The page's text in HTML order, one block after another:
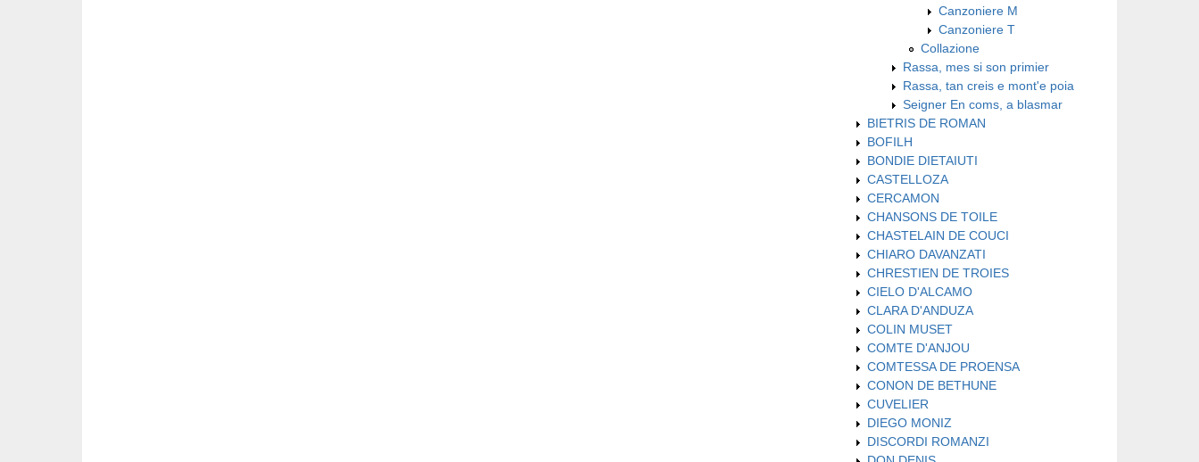
Canzoniere M
Canzoniere T
Collazione
Rassa, mes si son primier
Rassa, tan creis e mont'e poia
Seigner En coms, a blasmar
BIETRIS DE ROMAN
BOFILH
BONDIE DIETAIUTI
CASTELLOZA
CERCAMON
CHANSONS DE TOILE
CHASTELAIN DE COUCI
CHIARO DAVANZATI
CHRESTIEN DE TROIES
CIELO D'ALCAMO
CLARA D'ANDUZA
COLIN MUSET
COMTE D'ANJOU
COMTESSA DE PROENSA
CONON DE BETHUNE
CUVELIER
DIEGO MONIZ
DISCORDI ROMANZI